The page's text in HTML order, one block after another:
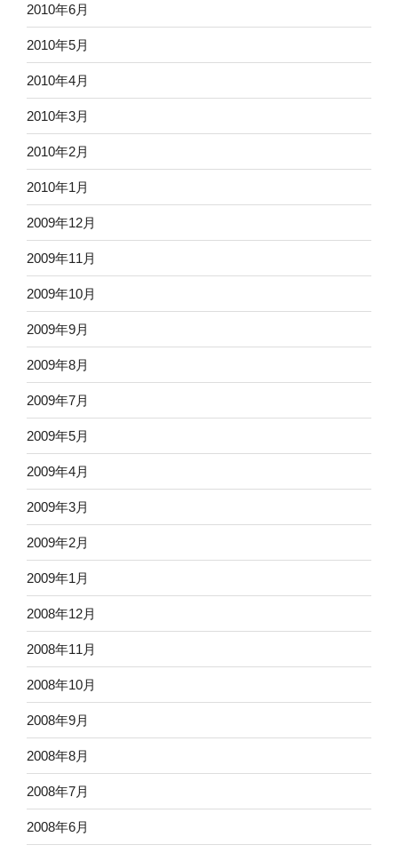
2010年6月
2010年5月
2010年4月
2010年3月
2010年2月
2010年1月
2009年12月
2009年11月
2009年10月
2009年9月
2009年8月
2009年7月
2009年5月
2009年4月
2009年3月
2009年2月
2009年1月
2008年12月
2008年11月
2008年10月
2008年9月
2008年8月
2008年7月
2008年6月